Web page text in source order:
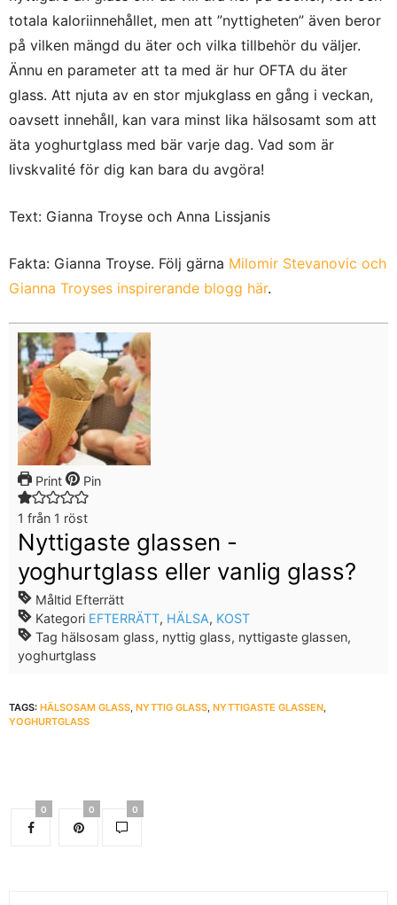
totala kaloriinnehållet, men att ”nyttigheten” även beror
på vilken mängd du äter och vilka tillbehör du väljer.
Ännu en parameter att ta med är hur OFTA du äter
glass. Att njuta av en stor mjukglass en gång i veckan,
oavsett innehåll, kan vara minst lika hälsosamt som att
äta yoghurtglass med bär varje dag. Vad som är
livskvalité för dig kan bara du avgöra!
Text: Gianna Troyse och Anna Lissjanis
Fakta: Gianna Troyse. Följ gärna Milomir Stevanovic och
Gianna Troyses inspirerande blogg här.
Print Pin
1 från 1 röst
Nyttigaste glassen -
yoghurtglass eller vanlig glass?
Måltid Efterrätt
Kategori EFTERRÄTT, HÄLSA, KOST
Tag hälsosam glass, nyttig glass, nyttigaste glassen,
yoghurtglass
TAGS: HÄLSOSAM GLASS, NYTTIG GLASS, NYTTIGASTE GLASSEN,
YOGHURTGLASS
0 0 0